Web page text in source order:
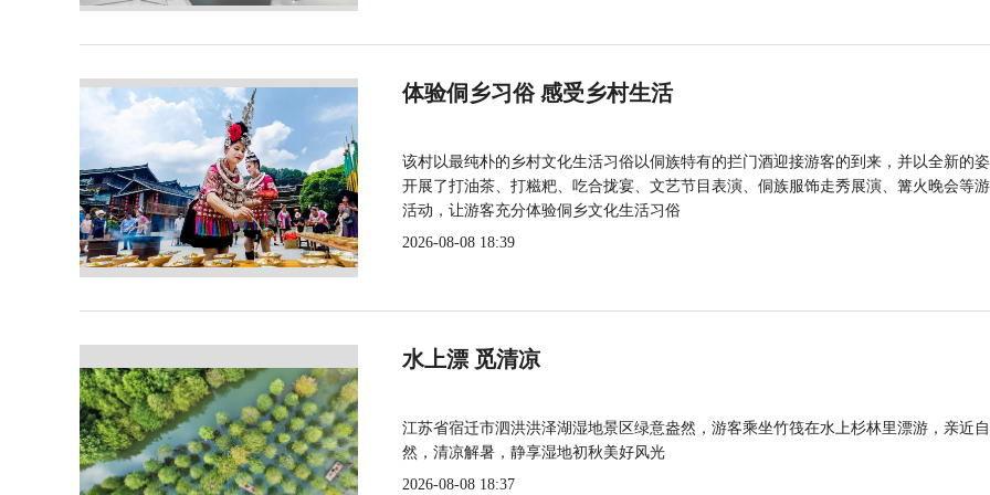
体验侗乡习俗 感受乡村生活
该村以最纯朴的乡村文化生活习俗以侗族特有的拦门酒迎接游客的到来，并以全新的
开展了打油茶、打糍粑、吃合拢宴、文艺节目表演、侗族服饰走秀展演、篝火晚会等
活动，让游客充分体验侗乡文化生活习俗
2026-08-08 18:39
水上漂 觅清凉
江苏省宿迁市泗洪洪泽湖湿地景区绿意盎然，游客乘坐竹筏在水上杉林里漂游，亲近自
然，清凉解暑，静享湿地初秋美好风光
2026-08-08 18:37